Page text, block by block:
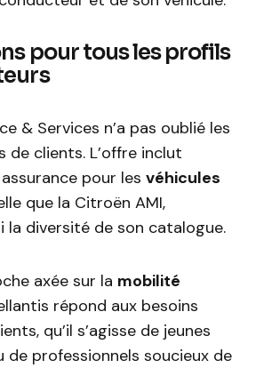
pour tous les profils
& Services n’a pas oublié les
clients. L’offre inclut
pour les véhicules
que la Citroën AMI,
la diversité de son catalogue.
axée sur la mobilité
répond aux besoins
qu’il s’agisse de jeunes
de professionnels soucieux de